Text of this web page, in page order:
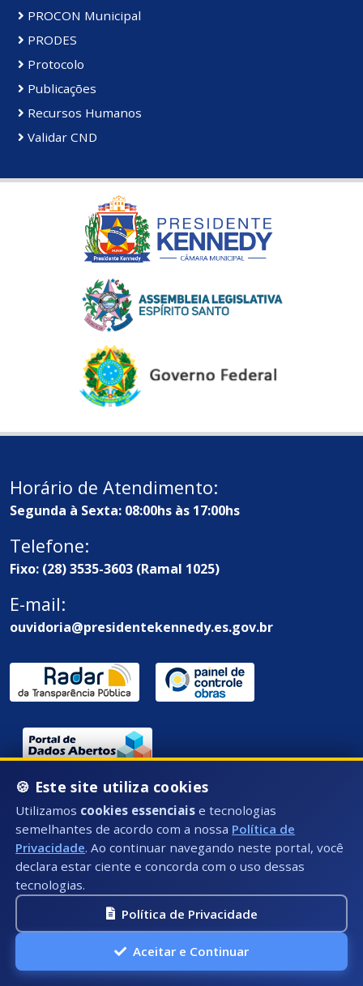
PROCON Municipal
PRODES
Protocolo
Publicações
Recursos Humanos
Validar CND
Horário de Atendimento:
Segunda à Sexta: 08:00hs às 17:00hs
Telefone:
Fixo: (28) 3535-3603 (Ramal 1025)
E-mail:
ouvidoria@presidentekennedy.es.gov.br
Endereço / Ouvidoria:
Rua Átila Vivaqua, Nº 79 - Centro, Presidente
Kennedy - ES, CEP: 29350-000
🍪 Este site utiliza cookies
Utilizamos cookies essenciais e tecnologias
semelhantes de acordo com a nossa Política de
Privacidade. Ao continuar navegando neste portal, você
declara estar ciente e concorda com o uso dessas
tecnologias.
Política de Privacidade
Aceitar e Continuar